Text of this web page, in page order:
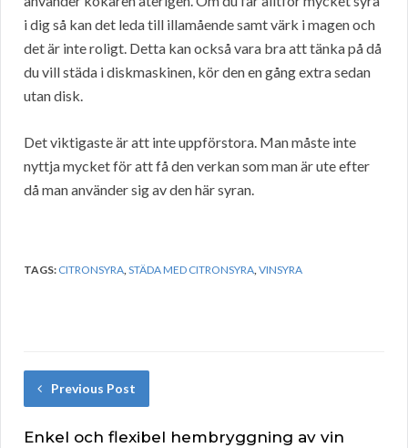
i dig så kan det leda till illamående samt värk i magen och
det är inte roligt. Detta kan också vara bra att tänka på då
du vill städa i diskmaskinen, kör den en gång extra sedan
utan disk.
Det viktigaste är att inte uppförstora. Man måste inte
nyttja mycket för att få den verkan som man är ute efter
då man använder sig av den här syran.
TAGS: CITRONSYRA,STÄDA MED CITRONSYRA,VINSYRA
Previous Post
Enkel och flexibel hembryggning av vin